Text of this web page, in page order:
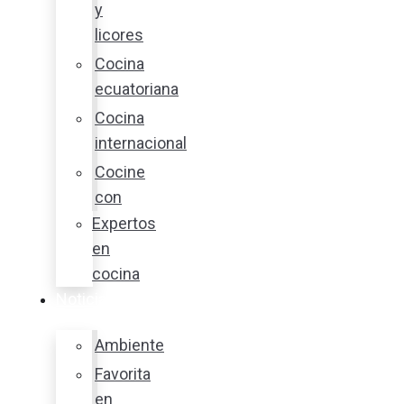
y
licores
Cocina
ecuatoriana
Cocina
internacional
Cocine
con
Expertos
en
cocina
Ambiente
Favorita
en